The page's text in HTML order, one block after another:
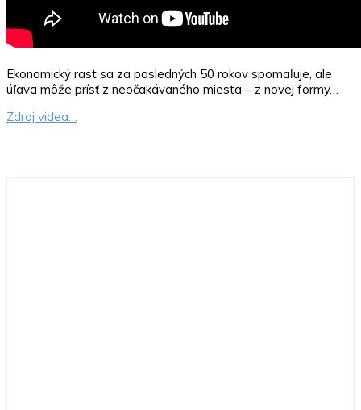
Ekonomický rast sa za posledných 50 rokov spomaľuje, ale
úľava môže prísť z neočakávaného miesta – z novej formy…
Zdroj videa…